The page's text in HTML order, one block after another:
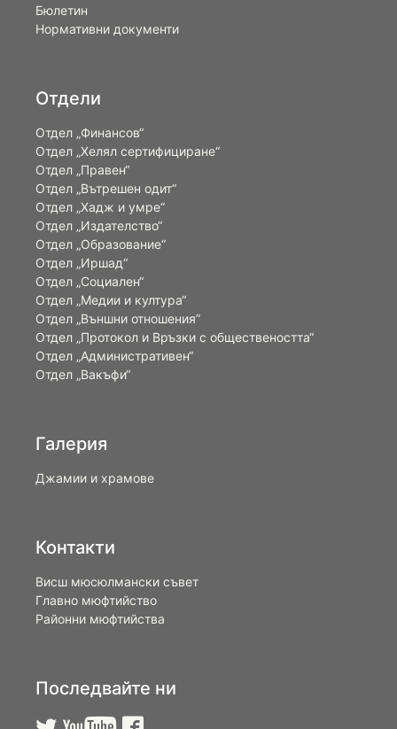
Бюлетин
Нормативни документи
Отдели
Отдел „Финансов“
Отдел „Хелял сертифициране“
Отдел „Правен“
Отдел „Вътрешен одит“
Отдел „Хадж и умре“
Отдел „Издателство“
Отдел „Образование“
Отдел „Иршад“
Отдел „Социален“
Отдел „Медии и култура“
Отдел „Външни отношения”
Oтдел „Протокол и Връзки с обществеността“
Отдел „Административен“
Отдел „Вакъфи“
Галерия
Джамии и храмове
Контакти
Висш мюсюлмански съвет
Главно мюфтийство
Районни мюфтийства
Последвайте ни